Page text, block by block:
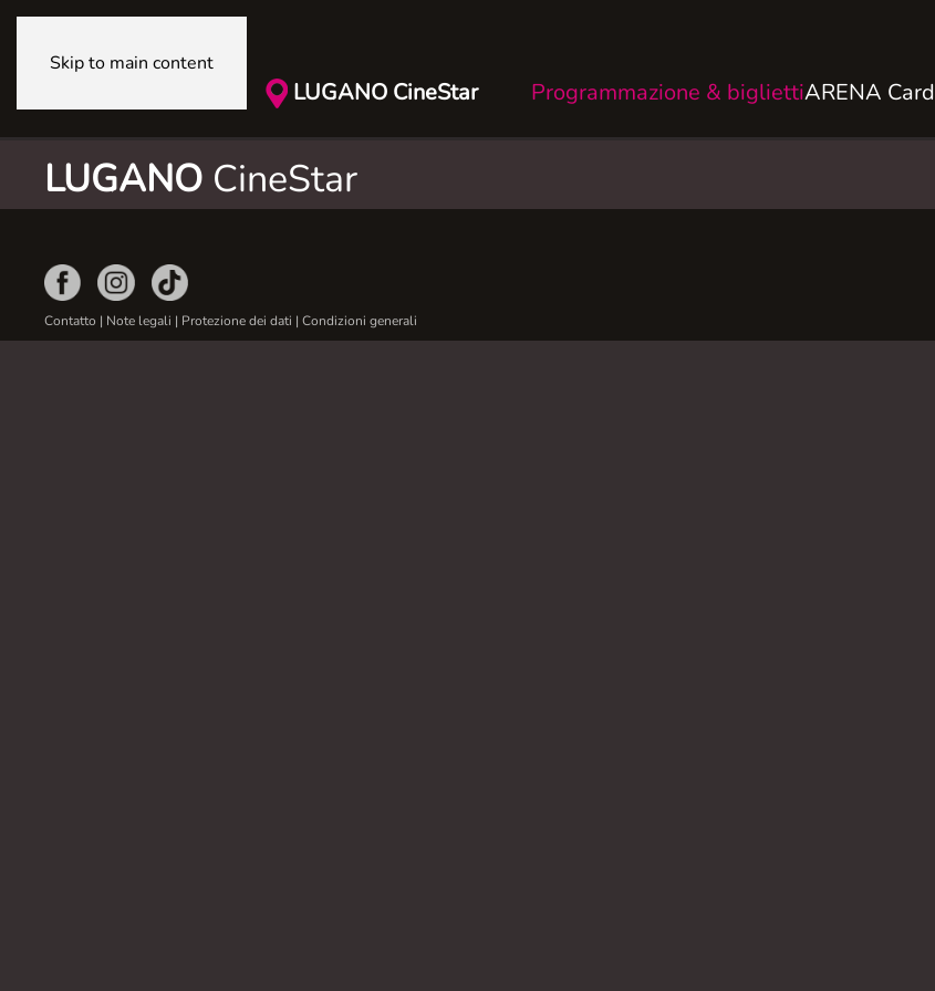
Skip to main content
LUGANO CineStar Programmazione & bigliettiARENA Card
LUGANO CineStar
Contatto | Note legali | Protezione dei dati | Condizioni generali